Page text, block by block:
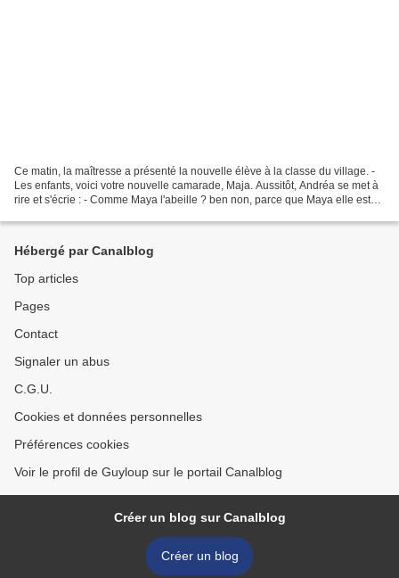
Ce matin, la maîtresse a présenté la nouvelle élève à la classe du village. -
Les enfants, voici votre nouvelle camarade, Maja. Aussitôt, Andréa se met à
rire et s'écrie : - Comme Maya l'abeille ? ben non, parce que Maya elle est
Hébergé par Canalblog
Top articles
Pages
Contact
Signaler un abus
C.G.U.
Cookies et données personnelles
Préférences cookies
Voir le profil de Guyloup sur le portail Canalblog
Créer un blog sur Canalblog
Créer un blog